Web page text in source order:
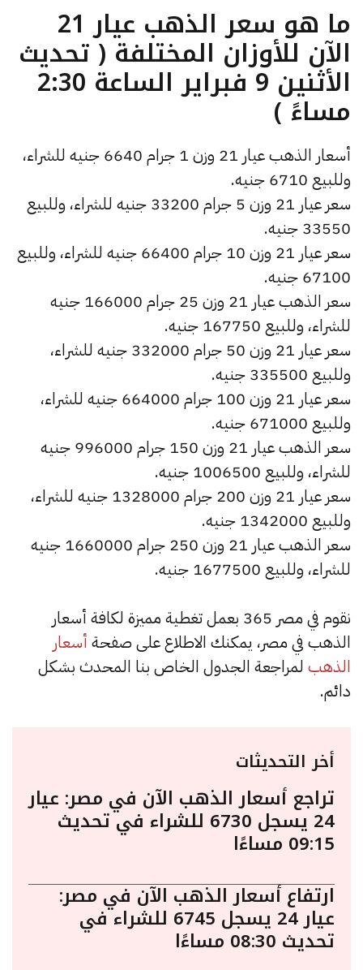
ما هو سعر الذهب عيار 21
الآن للأوزان المختلفة ( تحديث
الأثنين 9 فبراير الساعة 2:30
مساءً )
أسعار الذهب عيار 21 وزن 1 جرام 6640 جنيه للشراء،
وللبيع 6710 جنيه.
سعر عيار 21 وزن 5 جرام 33200 جنيه للشراء، وللبيع
33550 جنيه.
سعر عيار 21 وزن 10 جرام 66400 جنيه للشراء، وللبيع
67100 جنيه.
سعر الذهب عيار 21 وزن 25 جرام 166000 جنيه
للشراء، وللبيع 167750 جنيه.
سعر عيار 21 وزن 50 جرام 332000 جنيه للشراء،
وللبيع 335500 جنيه.
سعر عيار 21 وزن 100 جرام 664000 جنيه للشراء،
وللبيع 671000 جنيه.
سعر الذهب عيار 21 وزن 150 جرام 996000 جنيه
للشراء، وللبيع 1006500 جنيه.
سعر عيار 21 وزن 200 جرام 1328000 جنيه للشراء،
وللبيع 1342000 جنيه.
سعر الذهب عيار 21 وزن 250 جرام 1660000 جنيه
للشراء، وللبيع 1677500 جنيه.
نقوم في مصر 365 بعمل تغطية مميزة لكافة أسعار
الذهب في مصر، يمكنك الاطلاع على صفحة أسعار
الذهب لمراجعة الجدول الخاص بنا المحدث بشكل
دائم.
أخر التحديثات
تراجع أسعار الذهب الآن في مصر: عيار
24 يسجل 6730 للشراء في تحديث
09:15 مساءًا
ارتفاع أسعار الذهب الآن في مصر:
عيار 24 يسجل 6745 للشراء في
تحديث 08:30 مساءًا